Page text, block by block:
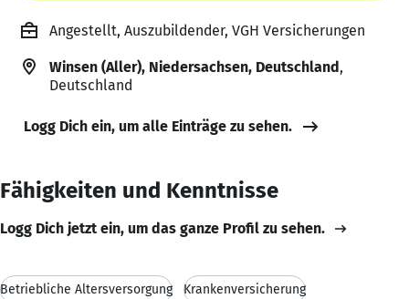
Angestellt, Auszubildender, VGH Versicherungen
Winsen (Aller), Niedersachsen, Deutschland,
Deutschland
Logg Dich ein, um alle Einträge zu sehen.
Fähigkeiten und Kenntnisse
Logg Dich jetzt ein, um das ganze Profil zu sehen.
Betriebliche Altersversorgung Krankenversicherung